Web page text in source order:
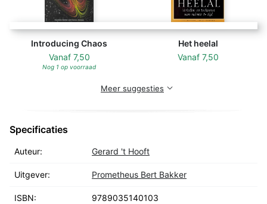
niet onder stoelen of banken en richt zich zo nu en
dan in ontwapenend rechtstreekse bewoordingen
bemoedigend tot het publiek.' de volkskrant 'Gerard 't
Hooft neemt de moeite om in begrijpelijke taal zijn
vak aan een groot publiek uit te leggen.' natuur &
Introducing Chaos
Vanaf 7,50
Nog 1 op voorraad
Het heelal
Vanaf 7,50
Meer suggesties
Specificaties
Auteur: Gerard 't Hooft
Uitgever: Prometheus Bert Bakker
ISBN: 9789035140103